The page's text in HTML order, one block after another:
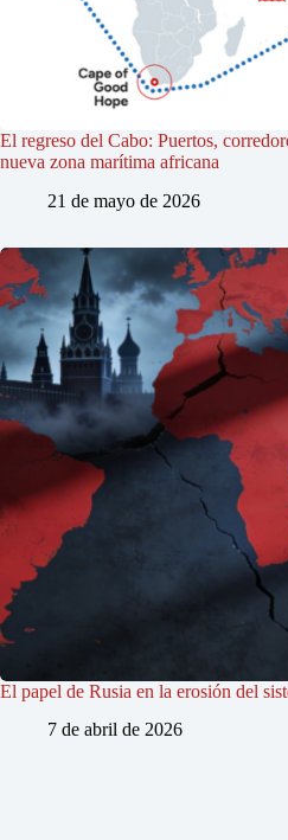
El regreso del Cabo: Puertos,
nueva zona marítima africana
21 de mayo de 2026
El papel de Rusia en la erosión del
7 de abril de 2026